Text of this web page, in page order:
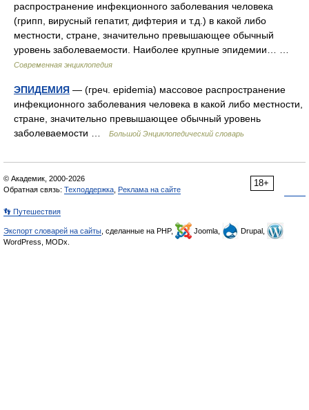
распространение инфекционного заболевания человека
(грипп, вирусный гепатит, дифтерия и т.д.) в какой либо
местности, стране, значительно превышающее обычный
уровень заболеваемости. Наиболее крупные эпидемии… …
Современная энциклопедия
ЭПИДЕМИЯ — (греч. epidemia) массовое распространение
инфекционного заболевания человека в какой либо местности,
стране, значительно превышающее обычный уровень
заболеваемости …
Большой Энциклопедический словарь
18+
© Академик, 2000-2026
Обратная связь: Техподдержка Реклама на сайте
👣 Путешествия
Экспорт словарей на сайты , сделанные на PHP, Joomla,
Drupal,
WordPress, MODx.